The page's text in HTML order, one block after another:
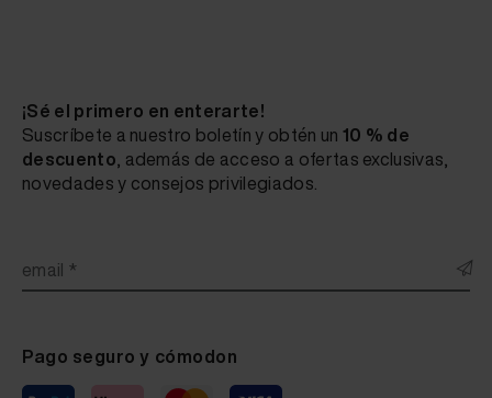
¡Sé el primero en enterarte!
Suscríbete a nuestro boletín y obtén un 10 % de
descuento, además de acceso a ofertas exclusivas,
novedades y consejos privilegiados.
email *
Pago seguro y cómodon